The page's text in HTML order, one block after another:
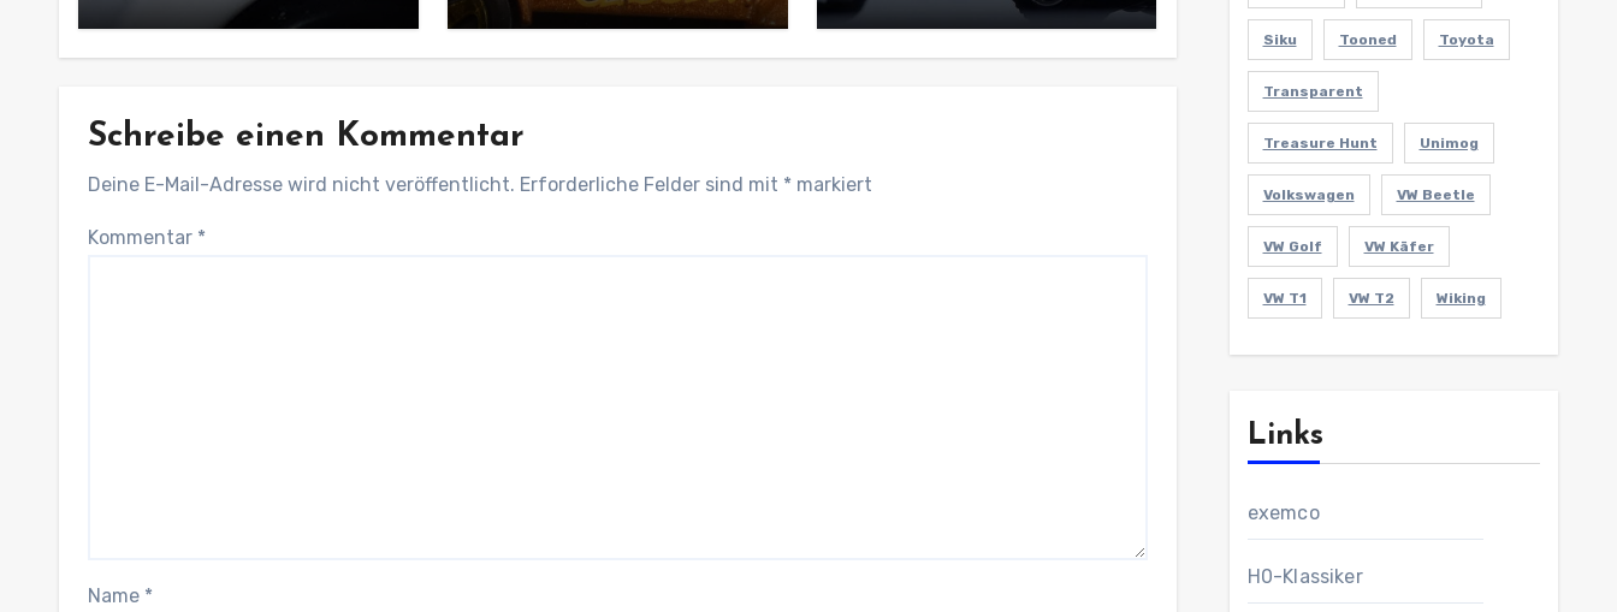
Schreibe einen Kommentar
Deine E-Mail-Adresse wird nicht veröffentlicht. Erforderliche Felder sind mit * markiert
Kommentar *
Name *
Siku Tooned Toyota
Transparent
Treasure Hunt Unimog
Volkswagen VW Beetle
VW Golf VW Käfer
VW T1 VW T2 Wiking
Links
exemco
H0-Klassiker